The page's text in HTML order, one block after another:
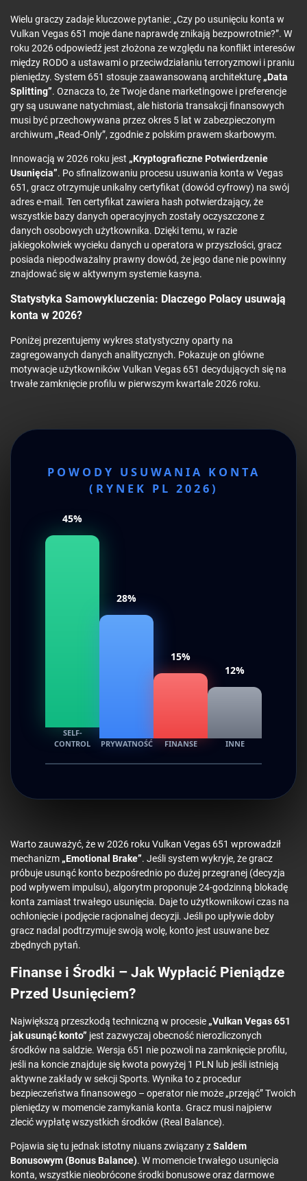
Wielu graczy zadaje kluczowe pytanie: „Czy po usunięciu konta w
Vulkan Vegas 651 moje dane naprawdę znikają bezpowrotnie?”. W
roku 2026 odpowiedź jest złożona ze względu na konflikt interesów
między RODO a ustawami o przeciwdziałaniu terroryzmowi i praniu
pieniędzy. System 651 stosuje zaawansowaną architekturę „Data
Splitting”. Oznacza to, że Twoje dane marketingowe i preferencje
gry są usuwane natychmiast, ale historia transakcji finansowych
musi być przechowywana przez okres 5 lat w zabezpieczonym
archiwum „Read-Only”, zgodnie z polskim prawem skarbowym.
Innowacją w 2026 roku jest „Kryptograficzne Potwierdzenie
Usunięcia”. Po sfinalizowaniu procesu usuwania konta w Vegas
651, gracz otrzymuje unikalny certyfikat (dowód cyfrowy) na swój
adres e-mail. Ten certyfikat zawiera hash potwierdzający, że
wszystkie bazy danych operacyjnych zostały oczyszczone z
danych osobowych użytkownika. Dzięki temu, w razie
jakiegokolwiek wycieku danych u operatora w przyszłości, gracz
posiada niepodważalny prawny dowód, że jego dane nie powinny
znajdować się w aktywnym systemie kasyna.
Statystyka Samowykluczenia: Dlaczego Polacy usuwają
konta w 2026?
Poniżej prezentujemy wykres statystyczny oparty na
zagregowanych danych analitycznych. Pokazuje on główne
motywacje użytkowników Vulkan Vegas 651 decydujących się na
trwałe zamknięcie profilu w pierwszym kwartale 2026 roku.
POWODY USUWANIA KONTA
(RYNEK PL 2026)
45%
SELF-
CONTROL
28%
PRYWATNOŚĆ
15%
FINANSE
12%
INNE
Warto zauważyć, że w 2026 roku Vulkan Vegas 651 wprowadził
mechanizm „Emotional Brake”. Jeśli system wykryje, że gracz
próbuje usunąć konto bezpośrednio po dużej przegranej (decyzja
pod wpływem impulsu), algorytm proponuje 24-godzinną blokadę
konta zamiast trwałego usunięcia. Daje to użytkownikowi czas na
ochłonięcie i podjęcie racjonalnej decyzji. Jeśli po upływie doby
gracz nadal podtrzymuje swoją wolę, konto jest usuwane bez
zbędnych pytań.
Finanse i Środki – Jak Wypłacić Pieniądze
Przed Usunięciem?
Największą przeszkodą techniczną w procesie „Vulkan Vegas 651
jak usunąć konto” jest zazwyczaj obecność nierozliczonych
środków na saldzie. Wersja 651 nie pozwoli na zamknięcie profilu,
jeśli na koncie znajduje się kwota powyżej 1 PLN lub jeśli istnieją
aktywne zakłady w sekcji Sports. Wynika to z procedur
bezpieczeństwa finansowego – operator nie może „przejąć” Twoich
pieniędzy w momencie zamykania konta. Gracz musi najpierw
zlecić wypłatę wszystkich środków (Real Balance).
Pojawia się tu jednak istotny niuans związany zSaldem
Bonusowym (Bonus Balance). W momencie trwałego usunięcia
konta, wszystkie nieobrócone środki bonusowe oraz darmowe